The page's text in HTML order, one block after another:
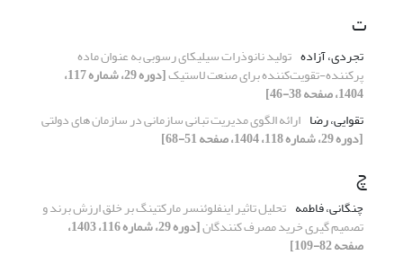
ت
تجردی، آزاده تولید نانوذرات سیلیکای رسوبی به عنوان ماده
پرکننده-تقویت‌کننده برای صنعت لاستیک [دوره 29، شماره 117،
1404، صفحه 38-46]
تقوایی، رضا ارائه الگوی مدیریت تبانی سازمانی در سازمان های دولتی
[دوره 29، شماره 118، 1404، صفحه 51-68]
چ
چنگانی، فاطمه تحلیل تاثیر اینفلوئنسر مارکتینگ بر خلق ارزش برند و
تصمیم گیری خرید مصرف کنندگان [دوره 29، شماره 116، 1403،
صفحه 82-109]